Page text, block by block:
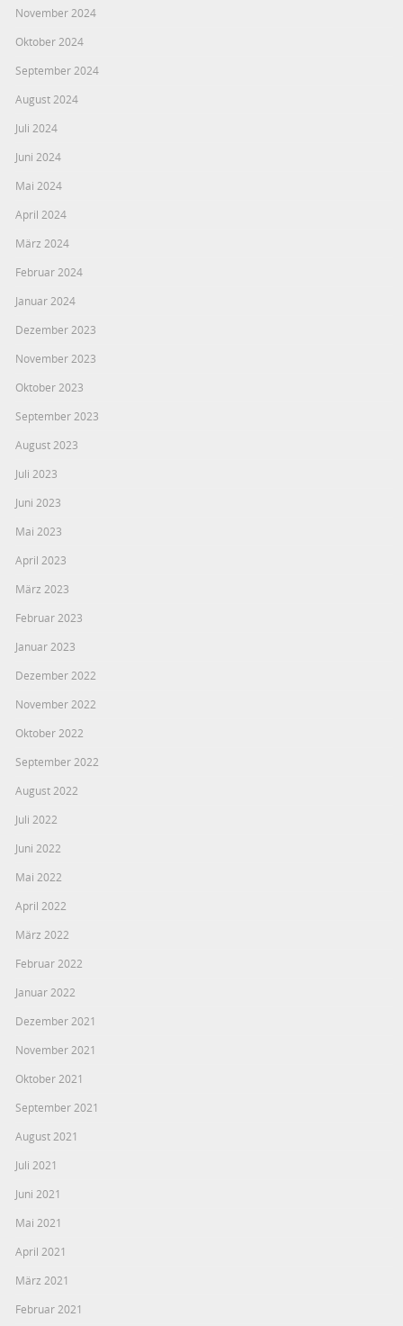
November 2024
Oktober 2024
September 2024
August 2024
Juli 2024
Juni 2024
Mai 2024
April 2024
März 2024
Februar 2024
Januar 2024
Dezember 2023
November 2023
Oktober 2023
September 2023
August 2023
Juli 2023
Juni 2023
Mai 2023
April 2023
März 2023
Februar 2023
Januar 2023
Dezember 2022
November 2022
Oktober 2022
September 2022
August 2022
Juli 2022
Juni 2022
Mai 2022
April 2022
März 2022
Februar 2022
Januar 2022
Dezember 2021
November 2021
Oktober 2021
September 2021
August 2021
Juli 2021
Juni 2021
Mai 2021
April 2021
März 2021
Februar 2021